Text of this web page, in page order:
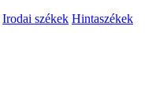
Irodai székek Hintaszékek